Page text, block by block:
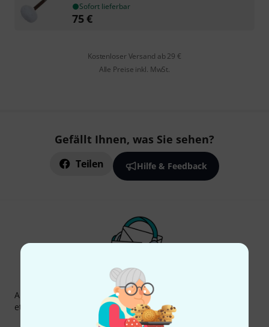
Sofort lieferbar
75€
Kostenloser Versand ab 29 €
Alle Preise inkl. MwSt.
Gefällt Ihnen, was Sie sehen?
Teilen Hilfe & Feedback
Thomann Newsletter
Abonniere den Thomann Newsletter und gewinne mit
etwas Glück einen von 50 Gutscheinenüber jeweils
Inspirierende Beiträge
Deals